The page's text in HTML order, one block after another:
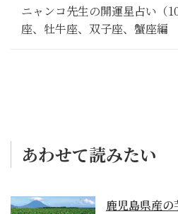
ニャンコ先生の開運星占い（
座、牡牛座、双子座、蟹座編
あわせて読みたい
鹿児島県産の